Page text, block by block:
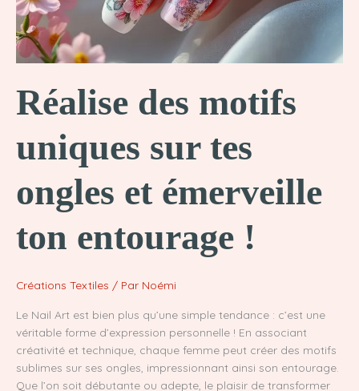
Réalise des motifs
uniques sur tes
ongles et émerveille
ton entourage !
Créations Textiles / Par Noémi
Le Nail Art est bien plus qu’une simple tendance : c’est une
véritable forme d’expression personnelle ! En associant
créativité et technique, chaque femme peut créer des motifs
sublimes sur ses ongles, impressionnant ainsi son entourage.
Que l’on soit débutante ou adepte, le plaisir de transformer